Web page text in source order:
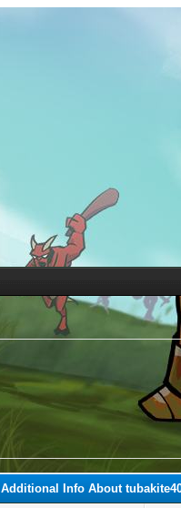
Additional Info About